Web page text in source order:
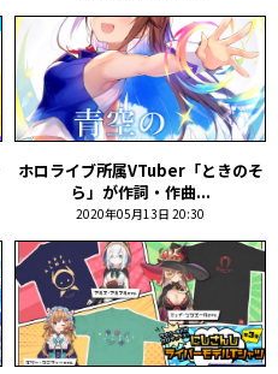
ホロライブ所属VTuber「ときのそ
ら」が作詞・作曲...
2020年05月13日 20:30